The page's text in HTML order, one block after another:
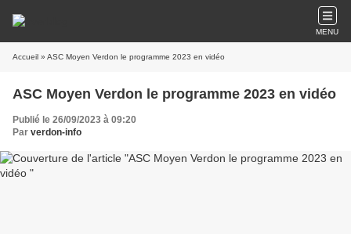
MENU
Accueil » ASC Moyen Verdon le programme 2023 en vidéo
ASC Moyen Verdon le programme 2023 en vidéo
Publié le 26/09/2023 à 09:20
Par verdon-info